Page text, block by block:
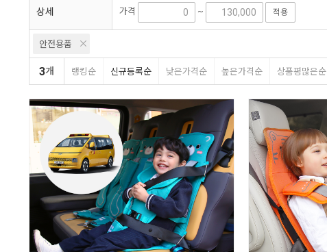
상세 가격 ~ 적용
안전용품
3개 랭킹순 신규등록순 낮은가격순 높은가격순 상품평많은순